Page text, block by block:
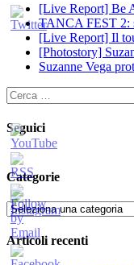
[Live Report] Be
TANCA FEST 2:
[Live Report] Il
[Photostory]
Suzanne Vega
Ricerca
per:
Seguici
Categorie
Categorie
Articoli recenti